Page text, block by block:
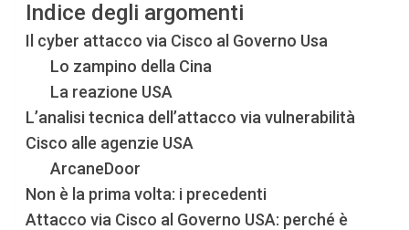
Indice degli argomenti
Il cyber attacco via Cisco al Governo Usa
Lo zampino della Cina
La reazione USA
L’analisi tecnica dell’attacco via vulnerabilità
Cisco alle agenzie USA
ArcaneDoor
Non è la prima volta: i precedenti
Attacco via Cisco al Governo USA: perché è